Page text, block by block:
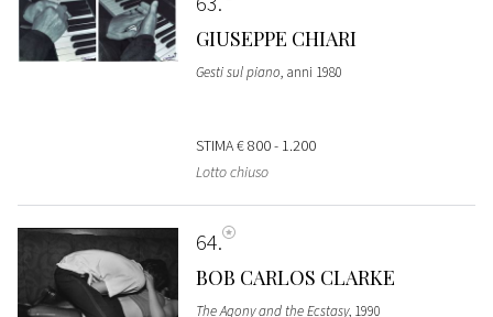
GIUSEPPE CHIARI
Gesti sul piano, anni 1980
STIMA€ 800 - 1.200
Lotto chiuso
64
BOB CARLOS CLARKE
The Agony and the Ecstasy, 1990